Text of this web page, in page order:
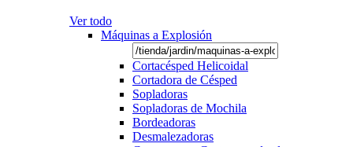
Ver todo
Máquinas a Explosión
Cortacésped Helicoidal
Cortadora de Césped
Sopladoras
Sopladoras de Mochila
Bordeadoras
Desmalezadoras